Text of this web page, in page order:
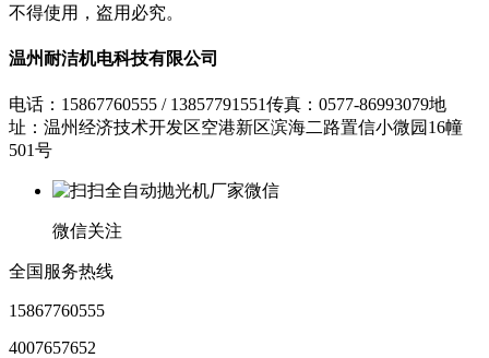
不得使用，盗用必究。
温州耐洁机电科技有限公司
电话：15867760555 / 13857791551传真：0577-86993079地
址：温州经济技术开发区空港新区滨海二路置信小微园16幢
501号
微信关注
全国服务热线
15867760555
4007657652